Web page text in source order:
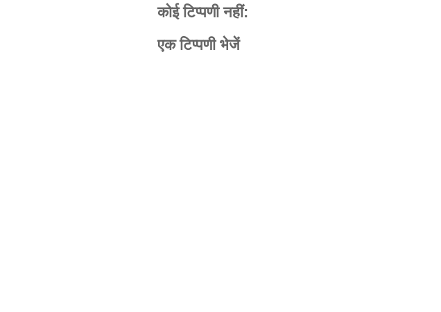
कोई टिप्पणी नहीं:
एक टिप्पणी भेजें